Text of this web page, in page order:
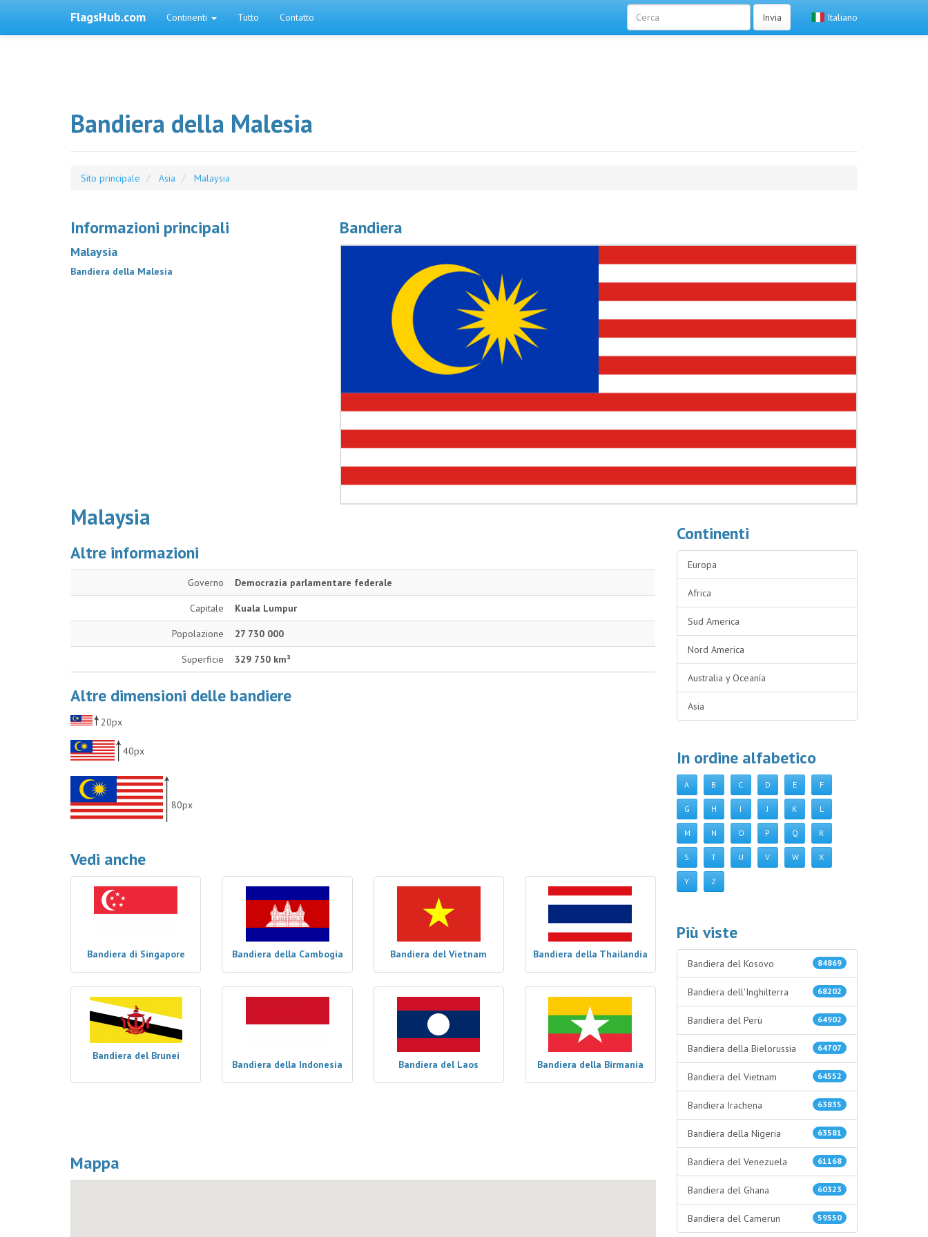
FlagsHub.com Continenti Tutto Contatto Italiano
Invia
Bandiera della Malesia
Sito principale Asia Malaysia
Informazioni principali
Malaysia
Bandiera della Malesia
Bandiera
Malaysia
Altre informazioni
Governo Democrazia parlamentare federale
Capitale Kuala Lumpur
Popolazione 27 730 000
Superficie 329 750 km²
Altre dimensioni delle bandiere
20px
40px
80px
Vedi anche
Bandiera di Singapore Bandiera della Cambogia Bandiera del Vietnam Bandiera della Thailandia
Bandiera del Brunei
Bandiera della Indonesia Bandiera del Laos Bandiera della Birmania
Mappa
Continenti
Europa
Africa
Sud America
Nord America
Australia y Oceanía
Asia
In ordine alfabetico
A B C D E F
G H I J K L
M N O P Q R
S T U V W X
Y Z
Più viste
84869
Bandiera del Kosovo
68202
Bandiera dell'Inghilterra
64902
Bandiera del Perù
64707
Bandiera della Bielorussia
64552
Bandiera del Vietnam
63835
Bandiera Irachena
63581
Bandiera della Nigeria
61168
Bandiera del Venezuela
60323
Bandiera del Ghana
59550
Bandiera del Camerun